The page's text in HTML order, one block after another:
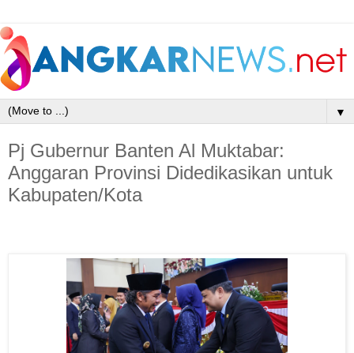
▼
Pj Gubernur Banten Al Muktabar:
Anggaran Provinsi Didedikasikan untuk
Kabupaten/Kota